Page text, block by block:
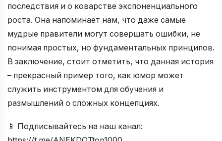
последствия и о коварстве экспоненциального
роста. Она напоминает нам, что даже самые
мудрые правители могут совершать ошибки, не
понимая простых, но фундаментальных принципов.
В заключение, стоит отметить, что данная история
– прекрасный пример того, как юмор может
служить инструментом для обучения и
размышлений о сложных концепциях.
📱 Подписывайтесь на наш канал: